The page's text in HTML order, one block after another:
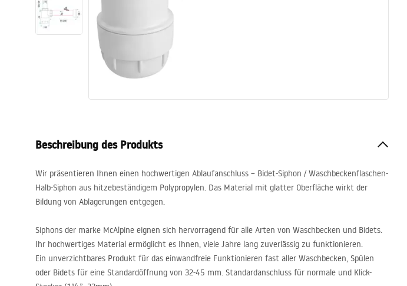
Badarmaturen
Badezimmerzubehör und Möbel
Beschreibung des Produkts
Wir präsentieren Ihnen einen hochwertigen Ablaufanschluss – Bidet-Siphon / Waschbeckenflaschen-
Halb-Siphon aus hitzebeständigem Polypropylen. Das Material mit glatter Oberfläche wirkt der
Bildung von Ablagerungen entgegen.
Siphons der marke McAlpine eignen sich hervorragend für alle Arten von Waschbecken und Bidets.
Ihr hochwertiges Material ermöglicht es Ihnen, viele Jahre lang zuverlässig zu funktionieren.
Ein unverzichtbares Produkt für das einwandfreie Funktionieren fast aller Waschbecken, Spülen
oder Bidets für eine Standardöffnung von 32-45 mm. Standardanschluss für normale und Klick-